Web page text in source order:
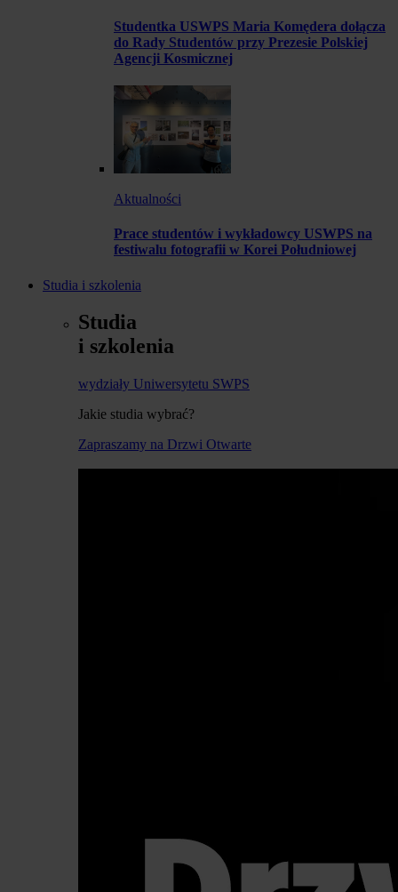
Studentka USWPS Maria Komędera dołącza
do Rady Studentów przy Prezesie Polskiej
Agencji Kosmicznej
Aktualności
Prace studentów i wykładowcy USWPS na
festiwalu fotografii w Korei Południowej
Studia i szkolenia
Studia
i szkolenia
wydziały Uniwersytetu SWPS
Jakie studia wybrać?
Zapraszamy na Drzwi Otwarte